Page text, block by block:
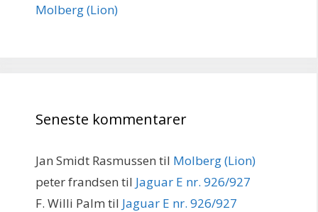
Molberg (Lion)
Seneste kommentarer
Jan Smidt Rasmussen til Molberg (Lion)
peter frandsen til Jaguar E nr. 926/927
F. Willi Palm til Jaguar E nr. 926/927